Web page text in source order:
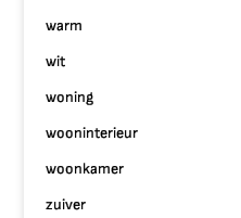
warm
wit
woning
wooninterieur
woonkamer
zuiver